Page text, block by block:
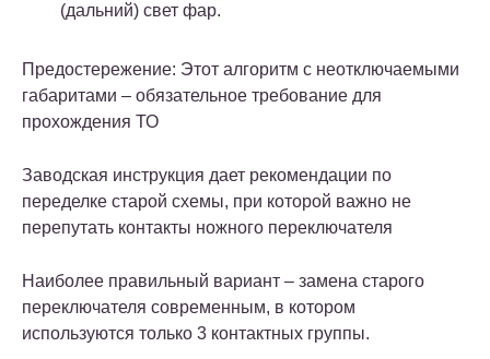
(дальний) свет фар.
Предостережение: Этот алгоритм с неотключаемыми
габаритами – обязательное требование для
прохождения ТО
Заводская инструкция дает рекомендации по
переделке старой схемы, при которой важно не
перепутать контакты ножного переключателя
Наиболее правильный вариант – замена старого
переключателя современным, в котором
используются только 3 контактных группы.